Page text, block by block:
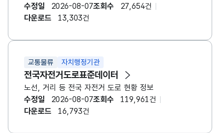
수정일 2026-08-07조회수
27,654건
다운로드
13,303건
교통물류 자치행정기관
전국자전거도로표준데이터
노선, 거리 등 전국 자전거 도로 현황 정보
수정일
2026-08-07조회수
119,961건
다운로드
16,793건